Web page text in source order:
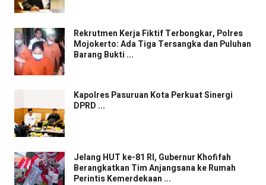
Rekrutmen Kerja Fiktif Terbongkar, Polres
Mojokerto: Ada Tiga Tersangka dan Puluhan
Barang Bukti ...
Kapolres Pasuruan Kota Perkuat Sinergi
DPRD ...
Jelang HUT ke-81 RI, Gubernur Khofifah
Berangkatkan Tim Anjangsana ke Rumah
Perintis Kemerdekaan ...